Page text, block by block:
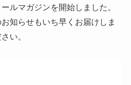
ルマガジンを開始しました。
知らせもいち早くお届けしま
い。